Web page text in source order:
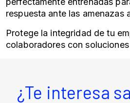
respuesta ante las amenazas
Protege la integridad de tu
colaboradores con soluciones
¿Te interesa